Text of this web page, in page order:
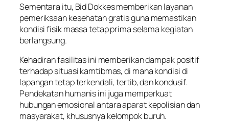
Sementara itu, Bid Dokkes memberikan layanan
pemeriksaan kesehatan gratis guna memastikan
kondisi fisik massa tetap prima selama kegiatan
berlangsung.
Kehadiran fasilitas ini memberikan dampak positif
terhadap situasi kamtibmas, di mana kondisi di
lapangan tetap terkendali, tertib, dan kondusif.
Pendekatan humanis ini juga memperkuat
hubungan emosional antara aparat kepolisian dan
masyarakat, khususnya kelompok buruh.